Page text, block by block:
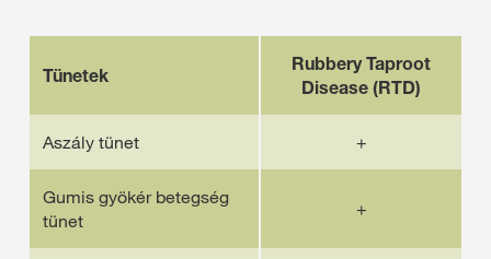
Tünetek
Rubbery Taproot
Disease (RTD)​
Aszály tünet +
Gumis gyökér betegség
tünet
+